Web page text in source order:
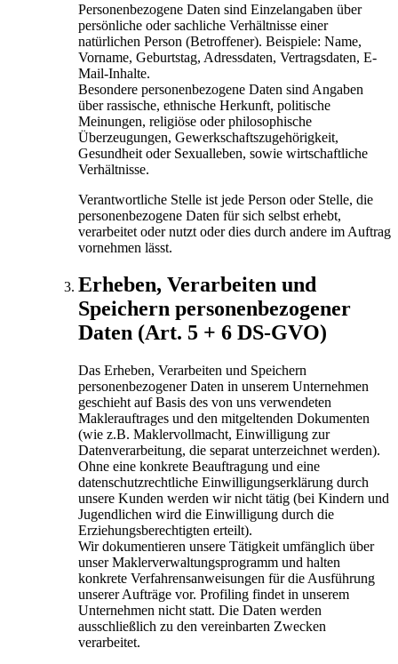
Personenbezogene Daten sind Einzelangaben über
persönliche oder sachliche Verhältnisse einer
natürlichen Person (Betroffener). Beispiele: Name,
Vorname, Geburtstag, Adressdaten, Vertragsdaten, E-
Mail-Inhalte.
Besondere personenbezogene Daten sind Angaben
über rassische, ethnische Herkunft, politische
Meinungen, religiöse oder philosophische
Überzeugungen, Gewerkschaftszugehörigkeit,
Gesundheit oder Sexualleben, sowie wirtschaftliche
Verhältnisse.
Verantwortliche Stelle ist jede Person oder Stelle, die
personenbezogene Daten für sich selbst erhebt,
verarbeitet oder nutzt oder dies durch andere im Auftrag
vornehmen lässt.
Erheben, Verarbeiten und
Speichern personenbezogener
Daten (Art. 5 + 6 DS-GVO)
Das Erheben, Verarbeiten und Speichern
personenbezogener Daten in unserem Unternehmen
geschieht auf Basis des von uns verwendeten
Maklerauftrages und den mitgeltenden Dokumenten
(wie z.B. Maklervollmacht, Einwilligung zur
Datenverarbeitung, die separat unterzeichnet werden).
Ohne eine konkrete Beauftragung und eine
datenschutzrechtliche Einwilligungserklärung durch
unsere Kunden werden wir nicht tätig (bei Kindern und
Jugendlichen wird die Einwilligung durch die
Erziehungsberechtigten erteilt).
Wir dokumentieren unsere Tätigkeit umfänglich über
unser Maklerverwaltungsprogramm und halten
konkrete Verfahrensanweisungen für die Ausführung
unserer Aufträge vor. Profiling findet in unserem
Unternehmen nicht statt. Die Daten werden
ausschließlich zu den vereinbarten Zwecken
verarbeitet.